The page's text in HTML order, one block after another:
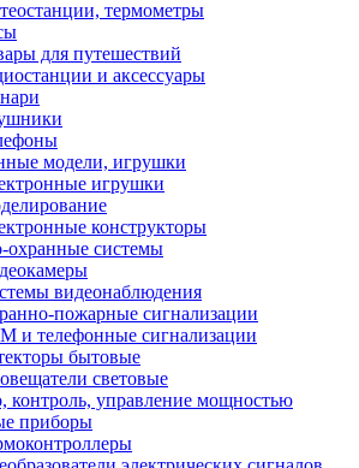
термометры
для путешествий
и аксессуары
модели, игрушки
игрушки
конструкторы
системы
видеонаблюдения
пожарные сигнализации
и телефонные сигнализации
бытовые
световые
контроль, управление мощностью
приборы